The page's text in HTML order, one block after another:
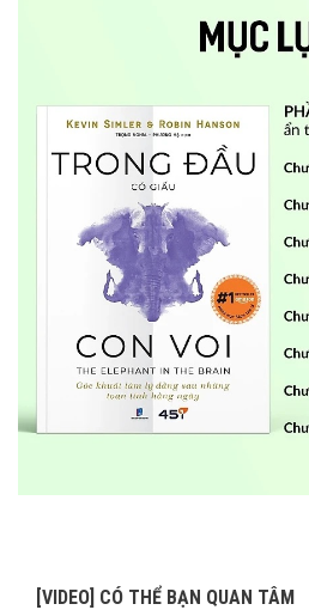
[VIDEO] CÓ THỂ BẠN QUAN TÂM